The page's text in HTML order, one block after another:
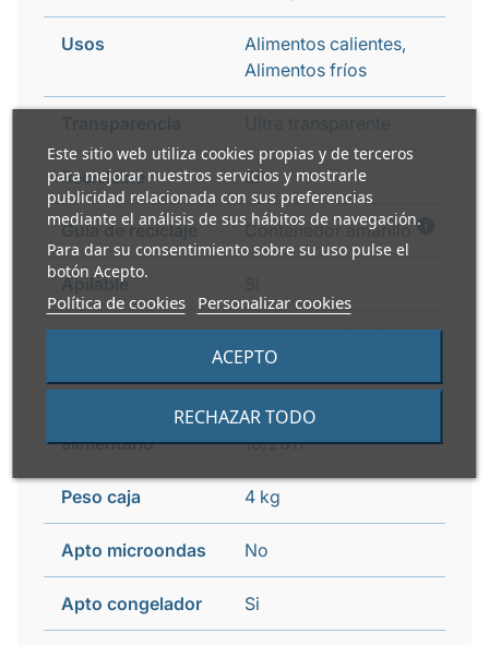
Este sitio web utiliza cookies propias y de terceros
para mejorar nuestros servicios y mostrarle
publicidad relacionada con sus preferencias
mediante el análisis de sus hábitos de navegación.
Para dar su consentimiento sobre su uso pulse el
botón Acepto.
Política de cookies Personalizar cookies
RECHAZAR TODO
ACEPTO
Usos
Alimentos calientes,
Alimentos fríos
Reciclable Si
Guía de reciclaje Contenedor amarillo
Apilable
10/2011
Apto contacto
alimentario
Reglamento (UE)
10/2011
Peso caja 4 kg
Apto microondas No
Apto congelador Si